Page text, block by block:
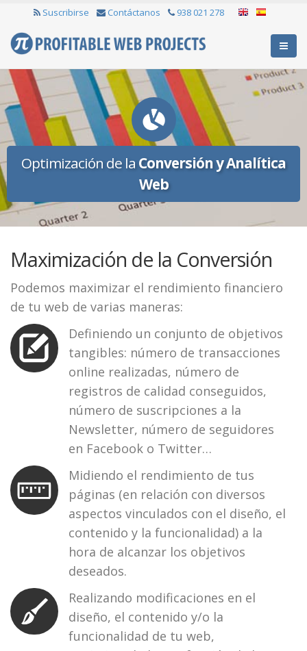
Suscribirse Contáctanos 938 021 278
Optimización de laConversión y Analítica
Web
Maximización de la Conversión
Podemos maximizar el rendimiento financiero
de tu web de varias maneras:
Definiendo un conjunto de objetivos
tangibles: número de transacciones
online realizadas, número de
registros de calidad conseguidos,
número de suscripciones a la
Newsletter, número de seguidores
en Facebook o Twitter…
Midiendo el rendimiento de tus
páginas (en relación con diversos
aspectos vinculados con el diseño, el
contenido y la funcionalidad) a la
hora de alcanzar los objetivos
deseados.
Realizando modificaciones en el
diseño, el contenido y/o la
funcionalidad de tu web,